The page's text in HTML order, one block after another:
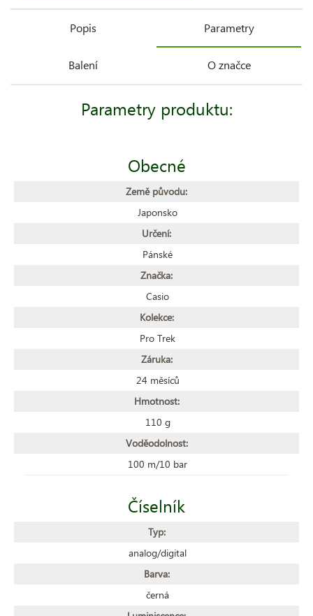
Popis Parametry
Balení O značce
Parametry produktu:
Obecné
Země původu:
Japonsko
Určení:
Pánské
Značka:
Casio
Kolekce:
Pro Trek
Záruka:
24 měsíců
Hmotnost:
110 g
Voděodolnost:
100 m/10 bar
Číselník
Typ:
analog/digital
Barva:
černá